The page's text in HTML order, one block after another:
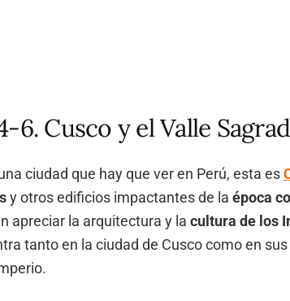
6. Cusco y el Valle
ciudad que hay que ver en Perú, esta es
y otros edificios impactantes de la época
apreciar la arquitectura y la cultura de los
tanto en la ciudad de Cusco como en